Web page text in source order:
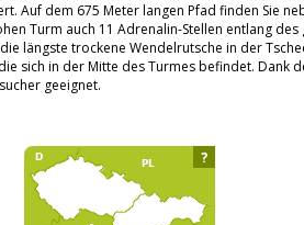
Auf dem 675 Meter langen Pfad finden Sie
Turm auch 11 Adrenalin-Stellen entlang des
längste trockene Wendelrutsche in der
sich in der Mitte des Turmes befindet. Dank
geeignet.
?